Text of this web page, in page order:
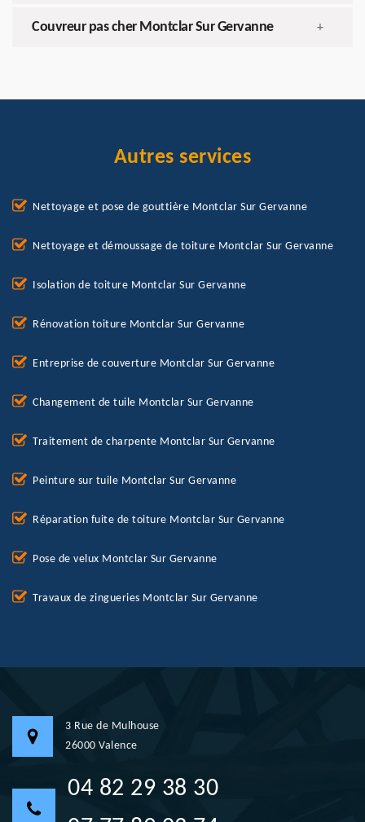
Couvreur pas cher Montclar Sur Gervanne +
Autres services
Nettoyage et pose de gouttière Montclar Sur Gervanne
Nettoyage et démoussage de toiture Montclar Sur Gervanne
Isolation de toiture Montclar Sur Gervanne
Rénovation toiture Montclar Sur Gervanne
Entreprise de couverture Montclar Sur Gervanne
Changement de tuile Montclar Sur Gervanne
Traitement de charpente Montclar Sur Gervanne
Peinture sur tuile Montclar Sur Gervanne
Réparation fuite de toiture Montclar Sur Gervanne
Pose de velux Montclar Sur Gervanne
Travaux de zingueries Montclar Sur Gervanne
3 Rue de Mulhouse
26000 Valence
04 82 29 38 30